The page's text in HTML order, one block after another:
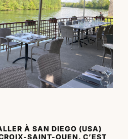
À SAN DIEGO (USA)
SAINT-OUEN. C’EST